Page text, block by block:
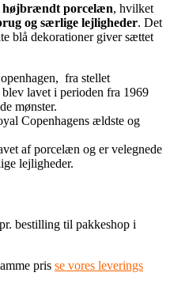
højbrændt porcelæn, hvilket
og særlige lejligheder. Det
blå dekorationer giver sættet
fra stellet
lavet i perioden fra 1969
mønster.
Copenhagens ældste og
af porcelæn og er velegnede
lejligheder.
bestilling til pakkeshop i
pris se vores leverings